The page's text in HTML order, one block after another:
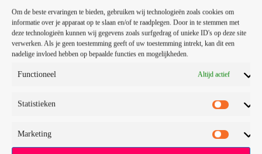
Om de beste ervaringen te bieden, gebruiken wij technologieën zoals cookies om
informatie over je apparaat op te slaan en/of te raadplegen. Door in te stemmen met
deze technologieën kunnen wij gegevens zoals surfgedrag of unieke ID's op deze site
verwerken. Als je geen toestemming geeft of uw toestemming intrekt, kan dit een
nadelige invloed hebben op bepaalde functies en mogelijkheden.
Functioneel Altijd actief
Statistieken
Marketing
𝕆𝕠𝕜 𝕥𝕖 𝕧𝕠𝕝𝕘𝕖𝕟 𝕧𝕚𝕒: radio
Vechtdal FM
(105.9 en 106.3 FM)
𝗛𝗼𝘂𝗱 𝘃𝗼𝗼𝗿 𝘃𝗲𝗿𝗱𝗲𝗿𝗲 𝗶𝗻𝗳𝗼 𝗼𝗻𝘇𝗲 𝘄𝗲𝗯𝘀𝗶𝘁𝗲 𝗲𝗻 𝘀𝗼𝗰𝗶𝗮𝗹
𝗺𝗲𝗱𝗶𝗮 𝗶𝗻 𝗱𝗲 𝗴𝗮𝘁𝗲𝗻!